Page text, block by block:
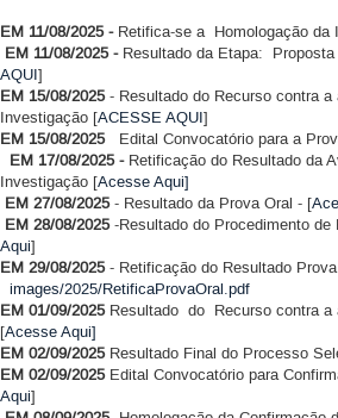
EM 11/08/2025 - Retifica-se a Homologação da
EM 11/08/2025 -Resultado da Etapa:
AQUI]
EM 15/08/2025- Resultado do Recurso contra a
Investigação [ACESSE AQUI]
EM 15/08/2025 Edital Convocatório para a
EM 17/08/2025 - Retificação do Resultado da
Investigação [Acesse Aqui]
EM 27/08/2025- Resultado da Prova Oral - [
EM 28/08/2025-Resultado do Procedimento de
Aqui]
EM 29/08/2025- Retificação do Resultado
images/2025/RetificaProvaOral.pdf
EM 01/09/2025Resultado do Recurso contra a
[Acesse Aqui]
EM 02/09/2025Resultado Final do Processo
EM 02/09/2025 Edital Convocatório para
Aqui]